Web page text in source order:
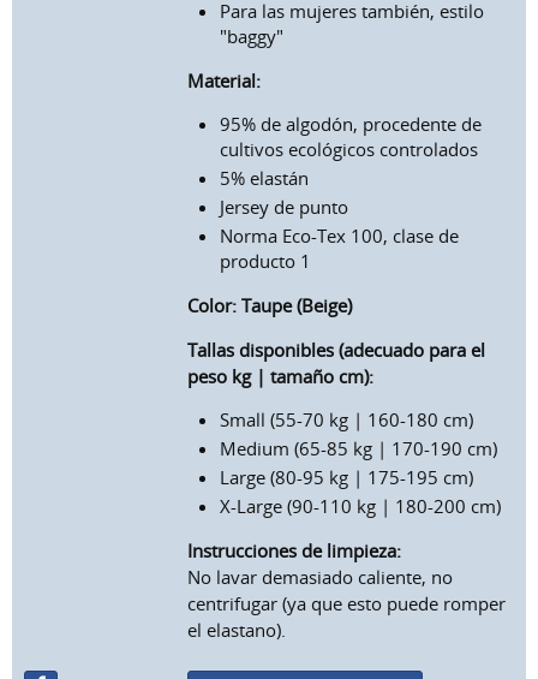
Para las mujeres también, estilo
"baggy"
Material:
95% de algodón, procedente de
cultivos ecológicos controlados
5% elastán
Jersey de punto
Norma Eco-Tex 100, clase de
producto 1
Color: Taupe (Beige)
Tallas disponibles (adecuado para el
peso kg | tamaño cm):
Small (55-70 kg | 160-180 cm)
Medium (65-85 kg | 170-190 cm)
Large (80-95 kg | 175-195 cm)
X-Large (90-110 kg | 180-200 cm)
Instrucciones de limpieza:
No lavar demasiado caliente, no
centrifugar (ya que esto puede romper
el elastano).